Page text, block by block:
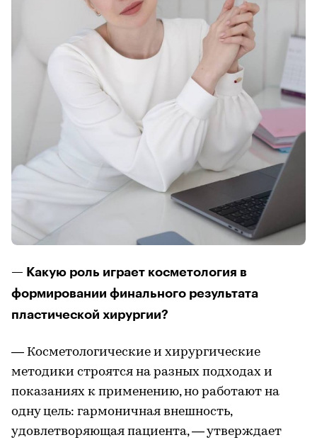
— Какую роль играет косметология в
формировании финального результата
пластической хирургии?
— Косметологические и хирургические
методики строятся на разных подходах и
показаниях к применению, но работают на
одну цель: гармоничная внешность,
удовлетворяющая пациента, — утверждает